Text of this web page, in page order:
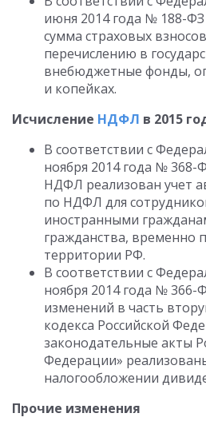
июня 2014 года № 188-ФЗ
сумма страховых
перечислению в
внебюджетные фонды,
и копейках.
Исчисление НДФЛ в 2015
В соответствии с
ноября 2014 года № 368-
НДФЛ реализован учет
по НДФЛ для
иностранными
гражданства,
территории РФ.
В соответствии с
ноября 2014 года № 366-
изменений в часть
кодекса Российской
законодательные акты
Федерации»
налогообложении
Прочие изменения